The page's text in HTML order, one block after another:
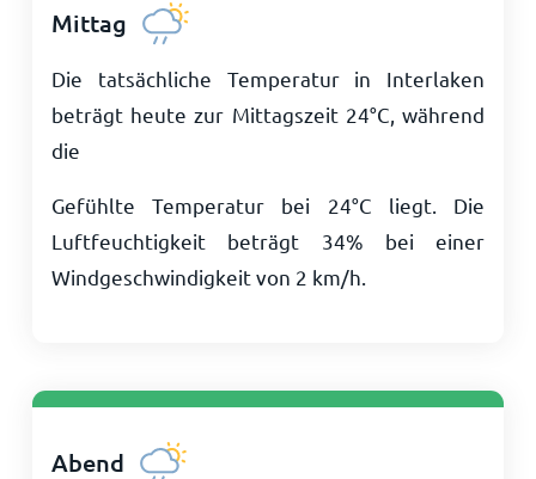
Mittag
Die tatsächliche Temperatur in Interlaken
beträgt heute zur Mittagszeit 24°C , während
die
Gefühlte Temperatur bei 24°C liegt. Die
Luftfeuchtigkeit beträgt 34% bei einer
Windgeschwindigkeit von 2 km/h
Abend